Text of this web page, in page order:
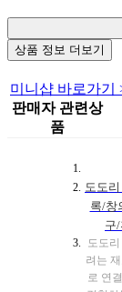
상품 정보 더보기
미니샵 바로가기
판매자 관련상
품
도도
록/창
구
도도
려는
로 연